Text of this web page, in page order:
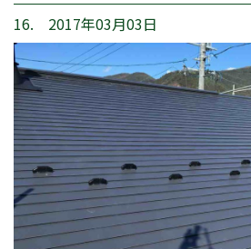
16. 2017年03月03日